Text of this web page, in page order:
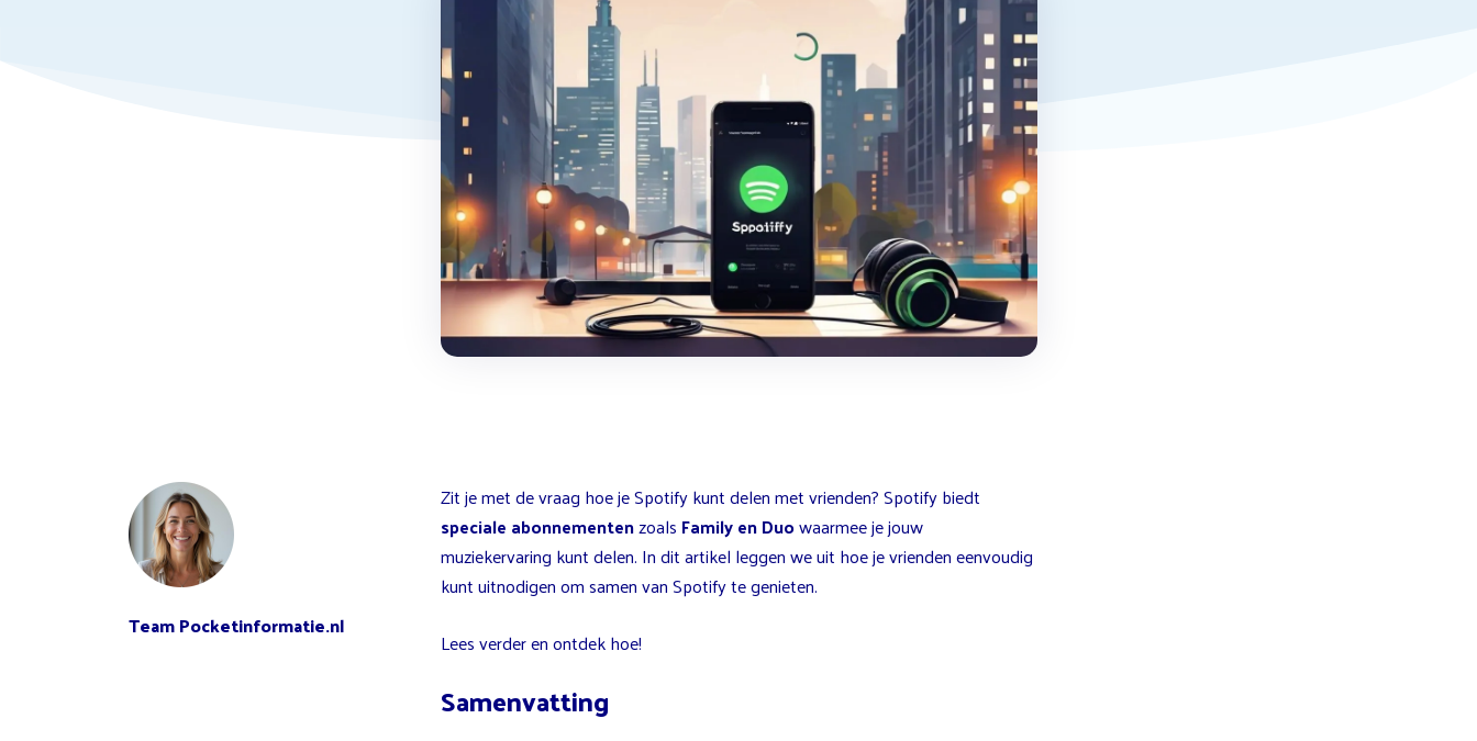
Team Pocketinformatie.nl
Zit je met de vraag hoe je Spotify kunt delen met vrienden? Spotify biedt
speciale abonnementenzoals Family en Duowaarmee je jouw
muziekervaring kunt delen. In dit artikel leggen we uit hoe je vrienden eenvoudig
kunt uitnodigen om samen van Spotify te genieten.
Lees verder en ontdek hoe!
Samenvatting